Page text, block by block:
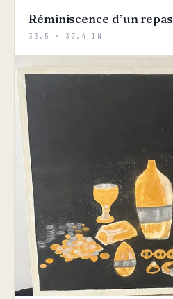
Réminiscence d’un repas
33.5 × 37.4 IN